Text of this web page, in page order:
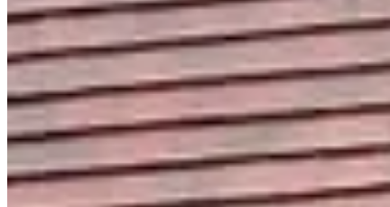
Partager
Voir toutes les photos
Voir toutes les photos
À proposCoursesLocalisation
mai
?
Date
Mai 2027
Date à confirmer